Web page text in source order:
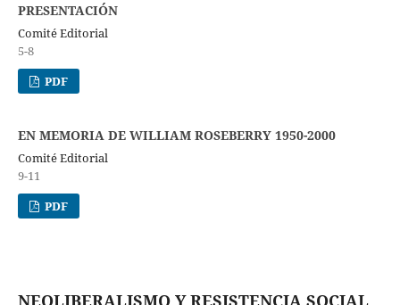
PRESENTACIÓN
Comité Editorial
5-8
PDF
EN MEMORIA DE WILLIAM ROSEBERRY 1950-2000
Comité Editorial
9-11
PDF
NEOLIBERALISMO Y RESISTENCIA SOCIAL